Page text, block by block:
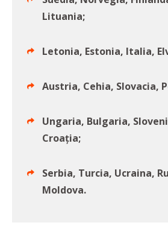
Lituania;
Letonia, Estonia, Italia,
Austria, Cehia, Slovacia,
Ungaria, Bulgaria,
Croația;
Serbia, Turcia, Ucraina,
Moldova.